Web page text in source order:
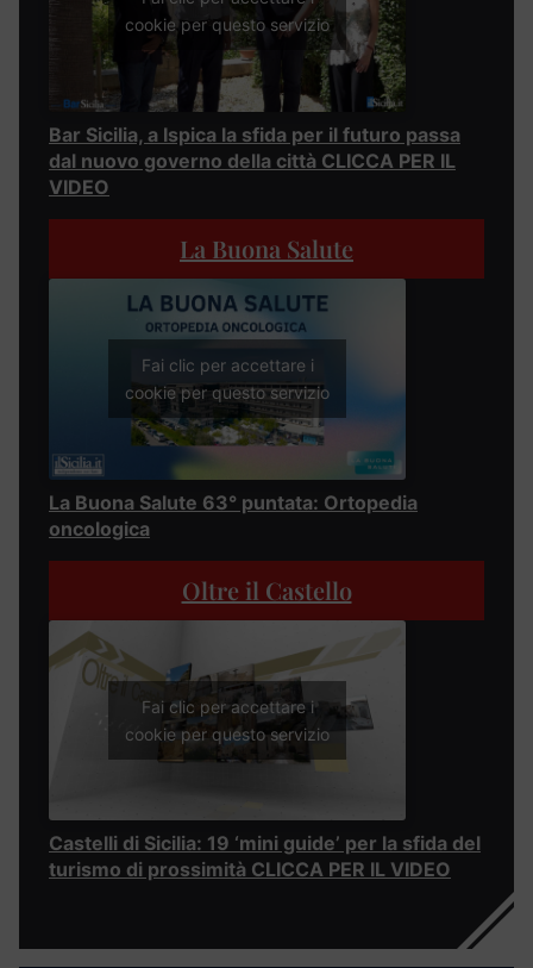
cookie per questo servizio
Bar Sicilia, a Ispica la sfida per il futuro passa
dal nuovo governo della città CLICCA PER IL
VIDEO
La Buona Salute
Fai clic per accettare i
cookie per questo servizio
La Buona Salute 63° puntata: Ortopedia
oncologica
Oltre il Castello
Fai clic per accettare i
cookie per questo servizio
Castelli di Sicilia: 19 ‘mini guide’ per la sfida del
turismo di prossimità CLICCA PER IL VIDEO